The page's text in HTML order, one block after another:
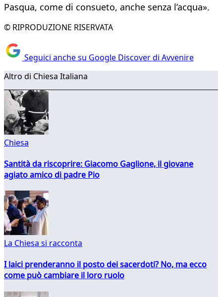
Pasqua, come di consueto, anche senza l’acqua».
© RIPRODUZIONE RISERVATA
Seguici anche su Google Discover di Avvenire
Altro di Chiesa Italiana
Chiesa
Santità da riscoprire: Giacomo Gaglione, il giovane
agiato amico di padre Pio
La Chiesa si racconta
I laici prenderanno il posto dei sacerdoti? No, ma ecco
come può cambiare il loro ruolo